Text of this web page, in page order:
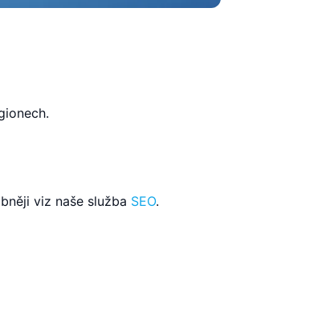
viz naše služba SEO.